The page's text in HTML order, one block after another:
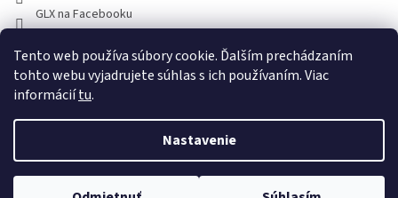
Tento web používa súbory cookie. Ďalším prechádzaním
tohto webu vyjadrujete súhlas s ich používaním. Viac
informáciítu.
Nastavenie
GLX na Facebooku
Copyright 2026GLX. Všetky práva vyhradené.Upraviť nastavenie